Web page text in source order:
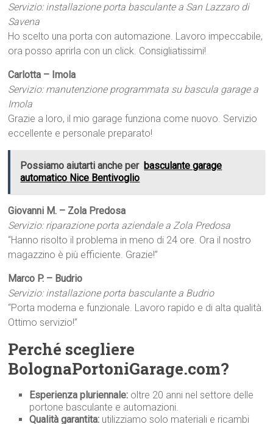
Servizio: installazione porta basculante a San Lazzaro di
Savena
Ho scelto una porta con automazione. Lavoro impeccabile,
ora posso aprirla con un click. Consigliatissimi!
Carlotta – Imola
Servizio: manutenzione programmata su bascula garage a
Imola
Grazie a loro, il mio garage funziona come nuovo. Servizio
eccellente e personale preparato!
Possiamo aiutarti anche per basculante garage
automatico Nice Bentivoglio
Giovanni M. – Zola Predosa
Servizio: riparazione porta aziendale a Zola Predosa
“Hanno risolto il problema in meno di 24 ore. Ora il nostro
magazzino è più efficiente. Grazie!”
Marco P. – Budrio
Servizio: installazione porta basculante a Budrio
“Porta moderna e funzionale. Lavoro rapido e di alta qualità.
Ottimo servizio!”
Perché scegliere
BolognaPortoniGarage.com?
Esperienza pluriennale: oltre 20 anni nel settore delle
portone basculante e automazioni.
Qualità garantita: utilizziamo solo materiali e ricambi